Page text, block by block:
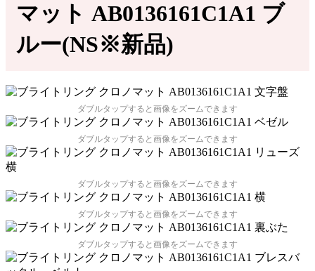
マット AB0136161C1A1 ブ
ルー(NS※新品)
ダブルタップすると画像をズームできます
ダブルタップすると画像をズームできます
ダブルタップすると画像をズームできます
ダブルタップすると画像をズームできます
ダブルタップすると画像をズームできます